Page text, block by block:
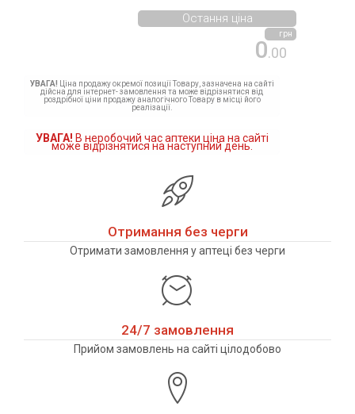
0.00
грн
Остання ціна
УВАГА! Ціна продажу окремої позиції Товару, зазначена на сайті
дійсна для інтернет- замовлення та може відрізнятися від
роздрібної ціни продажу аналогічного Товару в місці його
реалізації.
УВАГА! В неробочий час аптеки ціна на сайті
може відрізнятися на наступний день.
Отримання без черги
Отримати замовлення у аптеці без черги
24/7 замовлення
Прийом замовлень на сайті цілодобово